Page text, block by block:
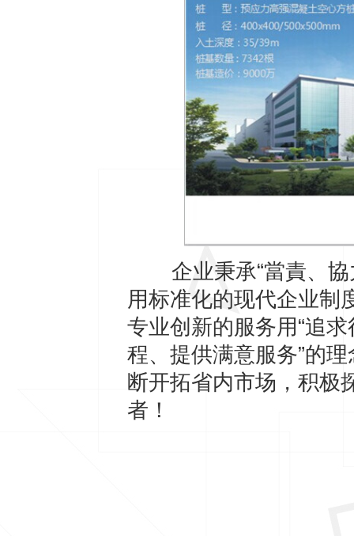
企业秉承“當責、協
用标准化的现代企业制
专业创新的服务用“追
程、提供满意服务”的
断开拓省内市场，积极
者！